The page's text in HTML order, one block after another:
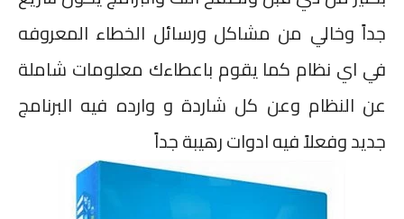
قصص
رياضة
جداً وخالي من مشاكل ورسائل الخطاء المعروفه
في اي نظام كما يقوم باعطاءك معلومات شاملة
عن النظام وعن كل شاردة و وارده فيه البرنامج
جديد وفعلاً فيه ادوات رهيبة جداً